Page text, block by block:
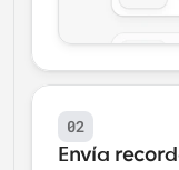
02
Envía